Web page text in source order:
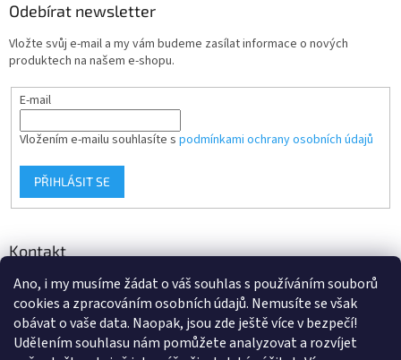
Ano, i my musíme žádat o váš souhlas s používáním souborů
cookies a zpracováním osobních údajů. Nemusíte se však
obávat o vaše data. Naopak, jsou zde ještě více v bezpečí!
Udělením souhlasu nám pomůžete analyzovat a rozvíjet
Odebírat newsletter
Vložte svůj e-mail a my vám budeme zasílat informace o nových
produktech na našem e-shopu.
E-mail
Vložením e-mailu souhlasíte s podmínkami ochrany osobních údajů
PŘIHLÁSIT SE
Kontakt
info@d-klima.cz
+420 517 357 288